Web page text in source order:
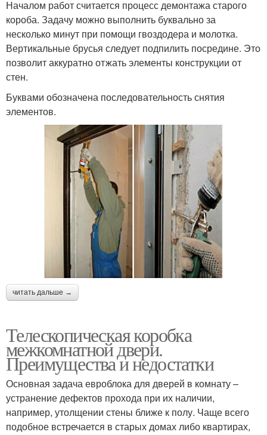
Началом работ считается процесс демонтажа старого
короба. Задачу можно выполнить буквально за
несколько минут при помощи гвоздодера и молотка.
Вертикальные брусья следует подпилить посредине. Это
позволит аккуратно отжать элементы конструкции от
стен.
Буквами обозначена последовательность снятия
элементов.
читать дальше →
Телескопическая коробка
межкомнатной двери.
Преимущества и недостатки
Основная задача евроблока для дверей в комнату –
устранение дефектов прохода при их наличии,
например, утолщении стены ближе к полу. Чаще всего
подобное встречается в старых домах либо квартирах,